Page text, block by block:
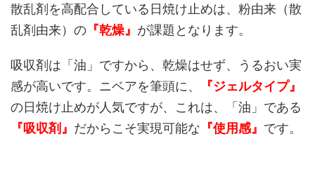
散乱剤を高配合している日焼け止めは、粉由来（散
乱剤由来）の 『乾燥』 が課題となります。
吸収剤は「油」ですから、乾燥はせず、うるおい実
感が高いです。ニベアを筆頭に、
『ジェルタイプ』
の日焼け止めが人気ですが、これは、「油」である
『吸収剤』 だからこそ実現可能な 『使用感』 です。